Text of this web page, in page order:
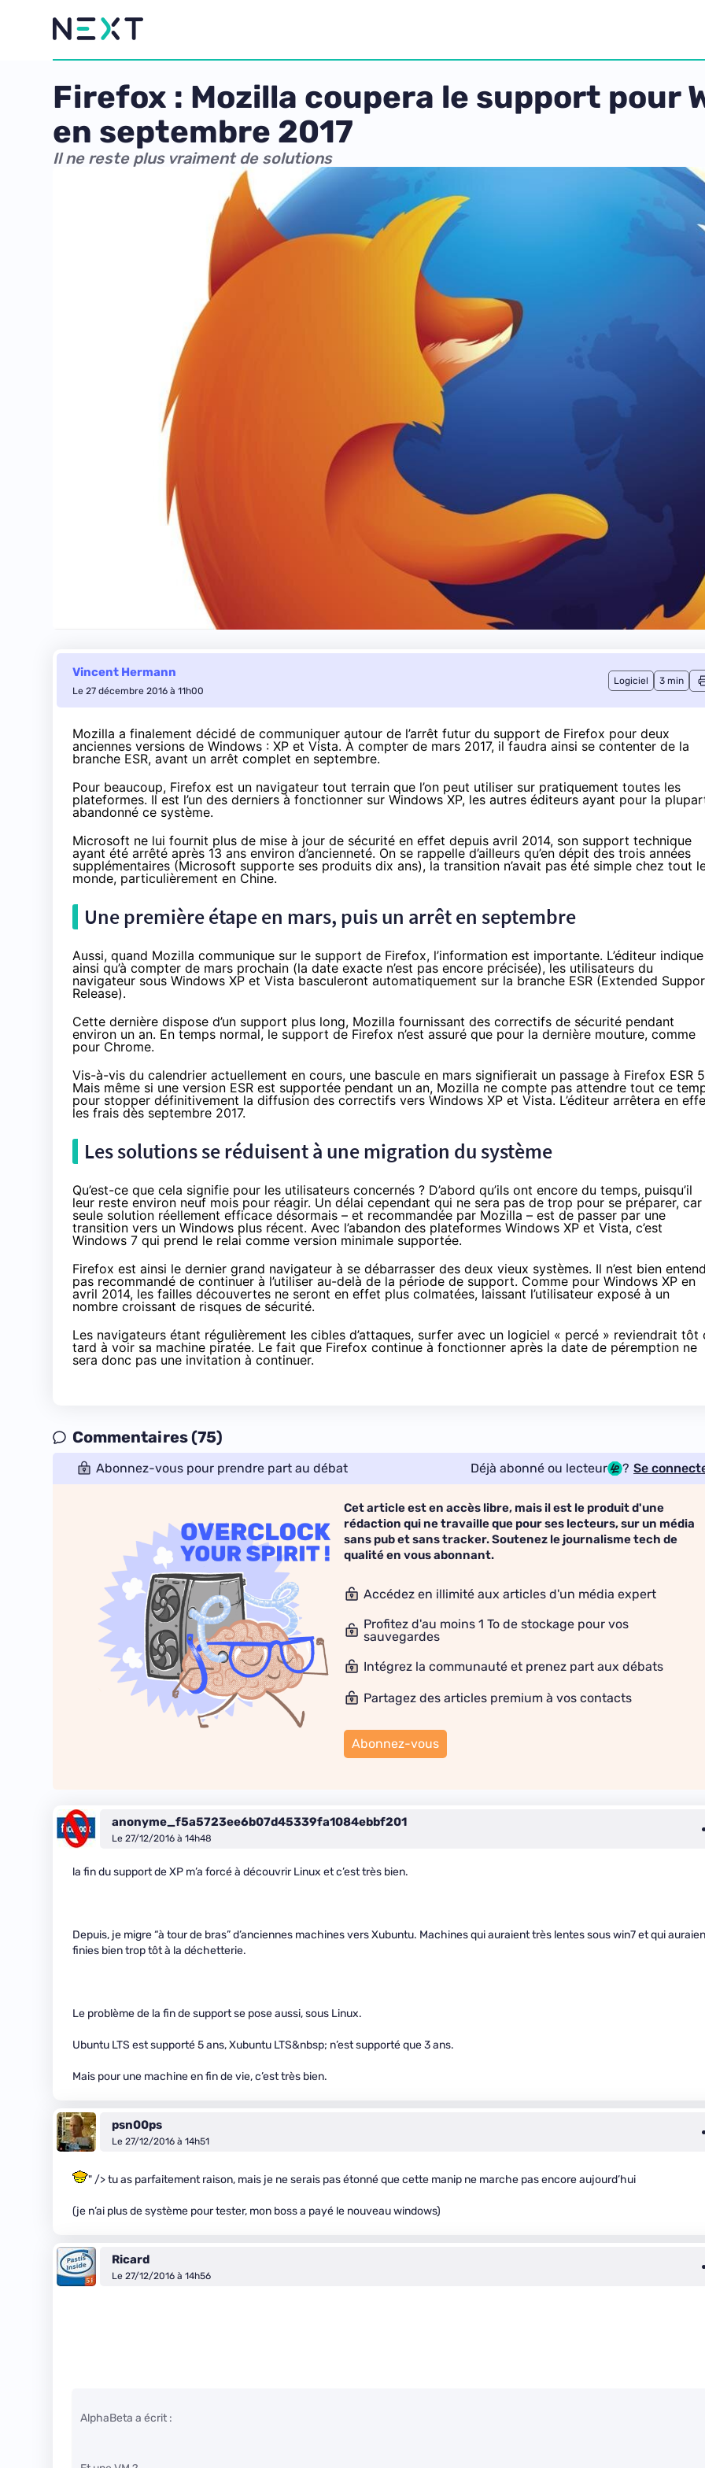
Firefox : Mozilla coupera le support pour
en septembre 2017
Il ne reste plus vraiment de solutions
Vincent Hermann
Le 27 décembre 2016 à 11h00
Logiciel 3 min
Mozilla a finalement décidé de communiquer autour de l’arrêt futur du support de Firefox pour deux
anciennes versions de Windows : XP et Vista. À compter de mars 2017, il faudra ainsi se contenter de la
branche ESR, avant un arrêt complet en septembre.
Pour beaucoup, Firefox est un navigateur tout terrain que l’on peut utiliser sur pratiquement toutes les
plateformes. Il est l’un des derniers à fonctionner sur Windows XP, les autres éditeurs ayant pour la
abandonné ce système.
Microsoft ne lui fournit plus de mise à jour de sécurité en effet depuis avril 2014, son support technique
ayant été arrêté après 13 ans environ d’ancienneté. On se rappelle d’ailleurs qu’en dépit des trois années
supplémentaires (Microsoft supporte ses produits dix ans), la transition n’avait pas été simple chez tout
monde, particulièrement en Chine.
Une première étape en mars, puis un arrêt en septembre
Aussi, quand Mozilla communique sur le support de Firefox, l’information est importante. L’éditeur indique
ainsi qu’à compter de mars prochain (la date exacte n’est pas encore précisée), les utilisateurs du
navigateur sous Windows XP et Vista basculeront automatiquement sur la branche ESR (Extended
Release).
Cette dernière dispose d’un support plus long, Mozilla fournissant des correctifs de sécurité pendant
environ un an. En temps normal, le support de Firefox n’est assuré que pour la dernière mouture, comme
pour Chrome.
Vis-à-vis du calendrier actuellement en cours, une bascule en mars signifierait un passage à Firefox ESR
Mais même si une version ESR est supportée pendant un an, Mozilla ne compte pas attendre tout ce
pour stopper définitivement la diffusion des correctifs vers Windows XP et Vista. L’éditeur arrêtera en
les frais dès septembre 2017.
Les solutions se réduisent à une migration du système
Qu’est-ce que cela signifie pour les utilisateurs concernés ? D’abord qu’ils ont encore du temps, puisqu’il
leur reste environ neuf mois pour réagir. Un délai cependant qui ne sera pas de trop pour se préparer, car
seule solution réellement efficace désormais – et recommandée par Mozilla – est de passer par une
transition vers un Windows plus récent. Avec l’abandon des plateformes Windows XP et Vista, c’est
Windows 7 qui prend le relai comme version minimale supportée.
Firefox est ainsi le dernier grand navigateur à se débarrasser des deux vieux systèmes. Il n’est bien
pas recommandé de continuer à l’utiliser au-delà de la période de support. Comme pour Windows XP en
avril 2014, les failles découvertes ne seront en effet plus colmatées, laissant l’utilisateur exposé à un
nombre croissant de risques de sécurité.
Les navigateurs étant régulièrement les cibles d’attaques, surfer avec un logiciel « percé » reviendrait tôt
tard à voir sa machine piratée. Le fait que Firefox continue à fonctionner après la date de péremption ne
sera donc pas une invitation à continuer.
Commentaires (75)
Abonnez-vous pour prendre part au débat Déjà abonné ou lecteur ? Se
Cet article est en accès libre, mais il est le produit d'une
rédaction qui ne travaille que pour ses lecteurs, sur un média
sans pub et sans tracker. Soutenez le journalisme tech de
qualité en vous abonnant.
Accédez en illimité aux articles d'un média expert
Profitez d'au moins 1 To de stockage pour vos
sauvegardes
Intégrez la communauté et prenez part aux débats
Partagez des articles premium à vos contacts
Abonnez-vous
anonyme_f5a5723ee6b07d45339fa1084ebbf201
Le 27/12/2016 à 14h48
la fin du support de XP m’a forcé à découvrir Linux et c’est très bien.
Depuis, je migre “à tour de bras” d’anciennes machines vers Xubuntu. Machines qui auraient très lentes sous win7 et qui
finies bien trop tôt à la déchetterie.
Le problème de la fin de support se pose aussi, sous Linux.
Ubuntu LTS est supporté 5 ans, Xubuntu LTS&nbsp; n’est supporté que 3 ans.
Mais pour une machine en fin de vie, c’est très bien.
psn00ps
Le 27/12/2016 à 14h51
" /> tu as parfaitement raison, mais je ne serais pas étonné que cette manip ne marche pas encore aujourd’hui
(je n’ai plus de système pour tester, mon boss a payé le nouveau windows)
Ricard
Le 27/12/2016 à 14h56
AlphaBeta a écrit :